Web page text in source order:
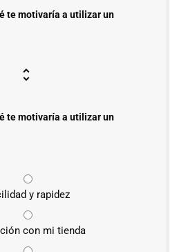
te motivaría a utilizar un
te motivaría a utilizar un
y rapidez
con mi tienda